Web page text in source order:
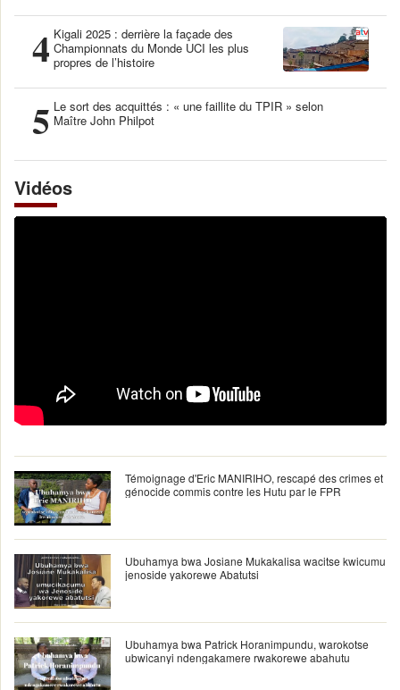
4 Kigali 2025 : derrière la façade des
Championnats du Monde UCI les plus
propres de l’histoire
5 Le sort des acquittés : « une faillite du TPIR » selon
Maître John Philpot
Vidéos
Témoignage d'Eric MANIRIHO, rescapé des crimes et
génocide commis contre les Hutu par le FPR
Ubuhamya bwa Josiane Mukakalisa wacitse kwicumu
jenoside yakorewe Abatutsi
Ubuhamya bwa Patrick Horanimpundu, warokotse
ubwicanyi ndengakamere rwakorewe abahutu